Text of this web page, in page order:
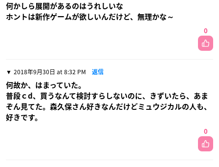
何かしら展開があるのはうれしいな
ホントは新作ゲームが欲しいんだけど、無理かな～
0
2018年9月30日 at 8:32 PM 返信
何故か、はまっていた。
普段ｃd、買うなんて検討すらしないのに、きずいたら、あま
ぞん見てた。森久保さん好きなんだけどミュウジカルの人も、
好きです。
0